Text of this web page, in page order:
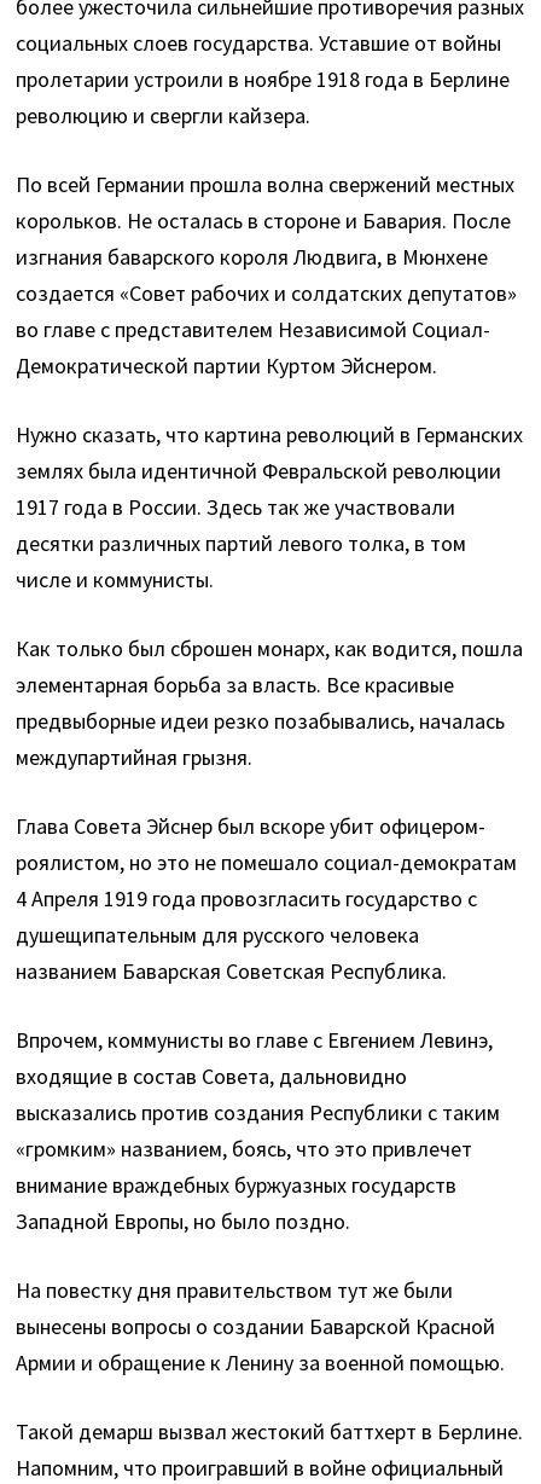
более ужесточила сильнейшие противоречия разных
социальных слоев государства. Уставшие от войны
пролетарии устроили в ноябре 1918 года в Берлине
революцию и свергли кайзера.
По всей Германии прошла волна свержений местных
корольков. Не осталась в стороне и Бавария. После
изгнания баварского короля Людвига, в Мюнхене
создается «Совет рабочих и солдатских депутатов»
во главе с представителем Независимой Социал-
Демократической партии Куртом Эйснером.
Нужно сказать, что картина революций в Германских
землях была идентичной Февральской революции
1917 года в России. Здесь так же участвовали
десятки различных партий левого толка, в том
числе и коммунисты.
Как только был сброшен монарх, как водится, пошла
элементарная борьба за власть. Все красивые
предвыборные идеи резко позабывались, началась
междупартийная грызня.
Глава Совета Эйснер был вскоре убит офицером-
роялистом, но это не помешало социал-демократам
4 Апреля 1919 года провозгласить государство с
душещипательным для русского человека
названием Баварская Советская Республика.
Впрочем, коммунисты во главе с Евгением Левинэ,
входящие в состав Совета, дальновидно
высказались против создания Республики с таким
«громким» названием, боясь, что это привлечет
внимание враждебных буржуазных государств
Западной Европы, но было поздно.
На повестку дня правительством тут же были
вынесены вопросы о создании Баварской Красной
Армии и обращение к Ленину за военной помощью.
Такой демарш вызвал жестокий баттхерт в Берлине.
Напомним, что проигравший в войне официальный